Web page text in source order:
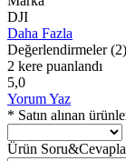
DJI
Daha Fazla
Değerlendirmeler (2)
2 kere puanlandı
5,0
Yorum Yaz
* Satın alınan
Ürün